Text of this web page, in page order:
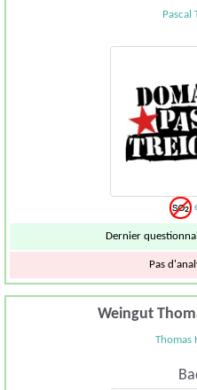
Pascal
Dernier
Pas
Weingut
Thomas